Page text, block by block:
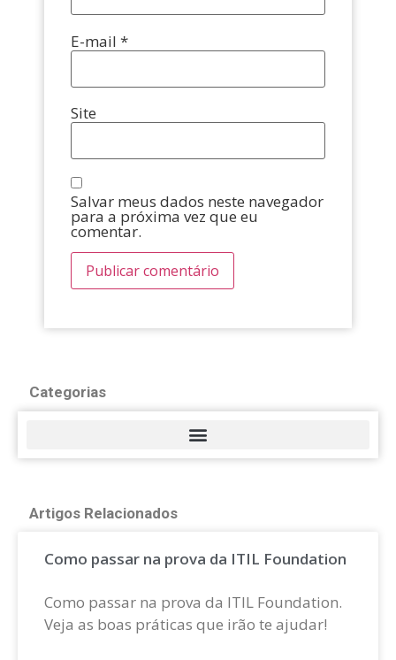
E-mail *
Site
Salvar meus dados neste navegador
para a próxima vez que eu
comentar.
Categorias
Artigos Relacionados
Como passar na prova da ITIL Foundation
Como passar na prova da ITIL Foundation.
Veja as boas práticas que irão te ajudar!